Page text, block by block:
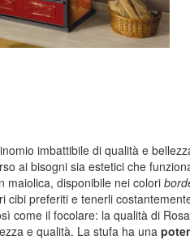
imbattibile di qualità e
ai bisogni sia estetici che
maiolica, disponibile nei colori
cibi preferiti e tenerli
come il focolare: la qualità di
e qualità. La stufa ha una